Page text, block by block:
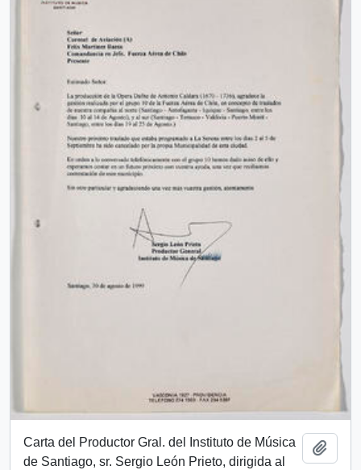
Carta del Productor Gral. del Instituto de Música
de Santiago, sr. Sergio León Prieto, dirigida al